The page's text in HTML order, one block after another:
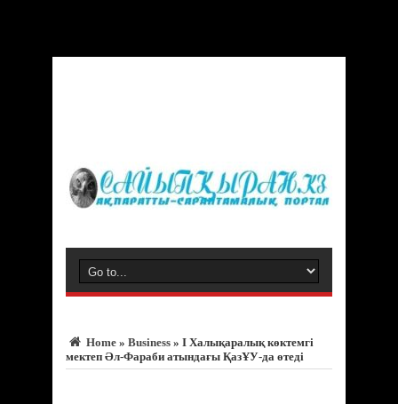
Home » Business » І Халықаралық көктемгі
мектеп Әл-Фараби атындағы ҚазҰУ-да өтеді